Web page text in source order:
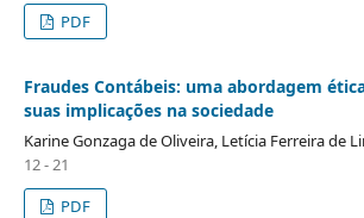
PDF
Fraudes Contábeis: uma abordagem
suas implicações na sociedade
Karine Gonzaga de Oliveira, Letícia Ferreira de
12 - 21
PDF